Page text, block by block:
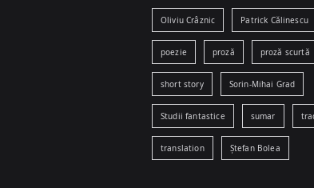
Oliviu Crâznic Patrick Călinescu
poezie proză proză scurtă
short story Sorin-Mihai Grad
Studii fantastice sumar
translation Ștefan Bolea